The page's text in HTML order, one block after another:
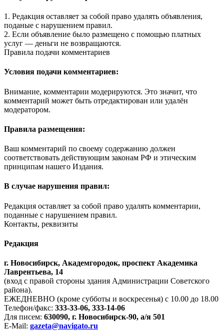
1. Редакция оставляет за собой право удалять объявления,
поданые с нарушением правил.
2. Если объявление было размещено с помощью платных
услуг — деньги не возвращаются.
Правила подачи комментариев
Условия подачи комментариев:
Внимание, комментарии модерируются. Это значит, что
комментарий может быть отредактирован или удалён
модератором.
Правила размещения:
Ваш комментарий по своему содержанию должен
соответствовать действующим законам РФ и этическим
принципам нашего Издания.
В случае нарушения правил:
Редакция оставляет за собой право удалять комментарии,
поданные с нарушением правил.
Контакты, реквизиты
Редакция
г. Новосибирск, Академгородок, проспект Академика
Лаврентьева, 14
(вход с правой стороны здания Администрации Советского
района).
ЕЖЕДНЕВНО (кроме субботы и воскресенья) с 10.00 до 18.00
Телефон/факс: 333-33-06, 333-14-06
Для писем: 630090, г. Новосибирск-90, а/я 501
E-Mail: gazeta@navigato.ru